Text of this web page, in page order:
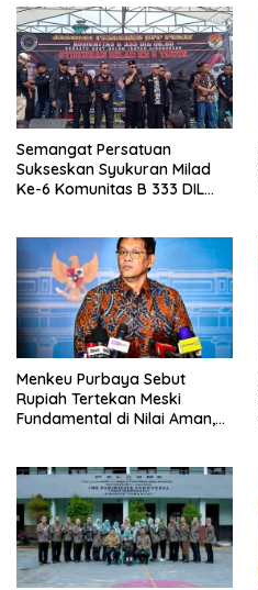
Semangat Persatuan
Sukseskan Syukuran Milad
Ke-6 Komunitas B 333 DIL
Menkeu Purbaya Sebut
Rupiah Tertekan Meski
Fundamental di Nilai Aman,